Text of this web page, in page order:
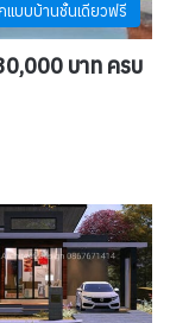
แบบบ้านชั้นเดียวฟรี
บาท ครบ